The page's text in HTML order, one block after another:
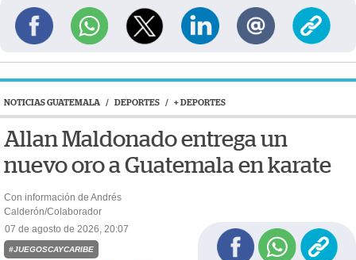
NOTICIAS GUATEMALA / DEPORTES / + DEPORTES
Allan Maldonado entrega un
nuevo oro a Guatemala en karate
Con información de Andrés
Calderón/Colaborador
07 de agosto de 2026, 20:07
#JUEGOSCAYCARIBE